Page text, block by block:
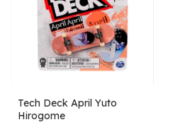
Tech Deck April Yuto
Hirogome